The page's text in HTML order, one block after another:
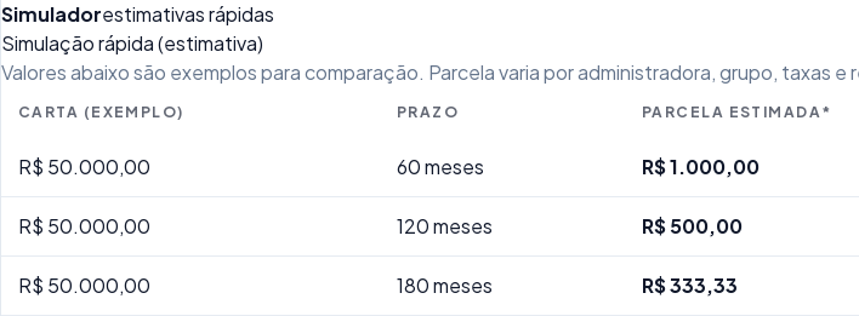
Simuladorestimativas rápidas
Simulação rápida (estimativa)
Valores abaixo são exemplos para comparação. Parcela varia por administradora, grupo, taxas e
CARTA (EXEMPLO) PRAZO PARCELA ESTIMADA*
R$ 50.000,00 60 meses R$ 1.000,00
R$ 50.000,00 120 meses R$ 500,00
R$ 50.000,00 180 meses R$ 333,33